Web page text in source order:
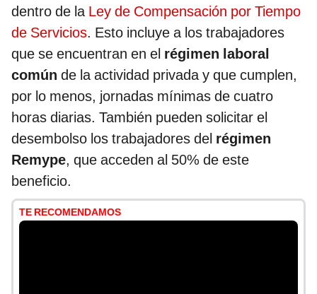
dentro de la Ley de Compensación por Tiempo
de Servicios. Esto incluye a los trabajadores
que se encuentran en el régimen laboral
común de la actividad privada y que cumplen,
por lo menos, jornadas mínimas de cuatro
horas diarias. También pueden solicitar el
desembolso los trabajadores del régimen
Remype, que acceden al 50% de este
beneficio.
TE RECOMENDAMOS